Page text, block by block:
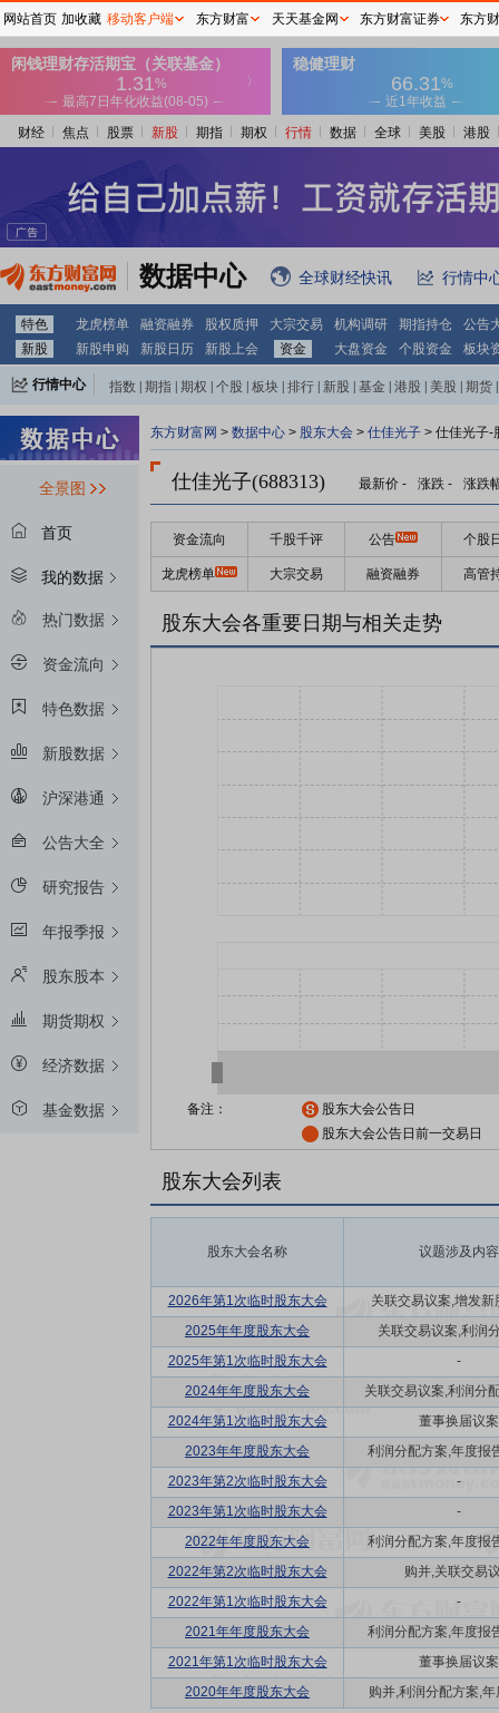
财经 焦点 股票 新股 期指 期权 行情 数据 全球 美股 港股
数据中心 全球财经快讯 行情中
特色 龙虎榜单 融资融券 股权质押 大宗交易 机构调研 期指持仓
公告
新股
新股申购 新股日历 新股上会 资金 大盘资金 个股资金 板块
行情中心 指数 期指 期权 个股 板块 排行 新股 基金 港股 美股 期货
全景图
首页
我的数据
热门数据
资金流向
特色数据
新股数据
沪深港通
公告大全
研究报告
年报季报
股东股本
期货期权
经济数据
基金数据
东方财富网 > 数据中心 > 股东大会 > 仕佳光子 > 仕佳光子-
仕佳光子(688313) 最新价 - 涨跌 - 涨跌
资金流向 千股千评 公告 个股
龙虎榜单 大宗交易 融资融券 高管
股东大会各重要日期与相关走势
备注：
股东大会公告日
股东大会公告日前一交易日
股东大会列表
股东大会名称 议题涉及内容
2026年第1次临时股东大会
关联交易议案,增发新
2025年年度股东大会
关联交易议案,利润
2025年第1次临时股东大会
-
2024年年度股东大会
关联交易议案,利润分
2024年第1次临时股东大会
董事换届议案
2023年年度股东大会
利润分配方案,年度报
2023年第2次临时股东大会
-
2023年第1次临时股东大会
-
2022年年度股东大会
利润分配方案,年度报
2022年第2次临时股东大会
购并,关联交易
2022年第1次临时股东大会
-
2021年年度股东大会
利润分配方案,年度报
2021年第1次临时股东大会
董事换届议案
2020年年度股东大会
购并,利润分配方案,年
网站首页 加收藏 移动客户端 东方财富 天天基金网 东方财富证券 东方